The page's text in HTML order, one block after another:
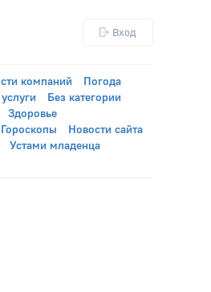
Вход
компаний
Погода
Без категории
Здоровье
Гороскопы
Новости сайта
Устами младенца